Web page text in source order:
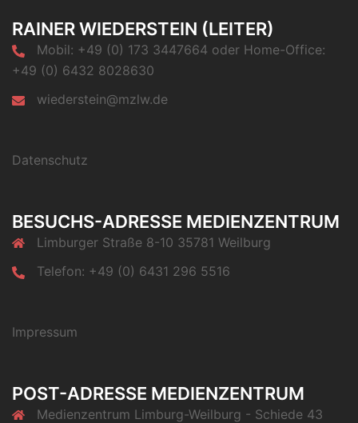
RAINER WIEDERSTEIN (LEITER)
Mobil: +49 (0) 173 3447664 oder Home-Office:
+49 (0) 6432 8028630
wiederstein@mzlw.de
Datenschutz
BESUCHS-ADRESSE MEDIENZENTRUM
Limburger Straße 8-10 35781 Weilburg
Telefon: +49 (0) 6431 296 5516
Impressum
POST-ADRESSE MEDIENZENTRUM
Medienzentrum Limburg-Weilburg - Schiede 43